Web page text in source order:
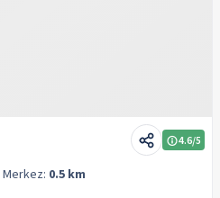
4.6/5
Merkez: 0.5 km